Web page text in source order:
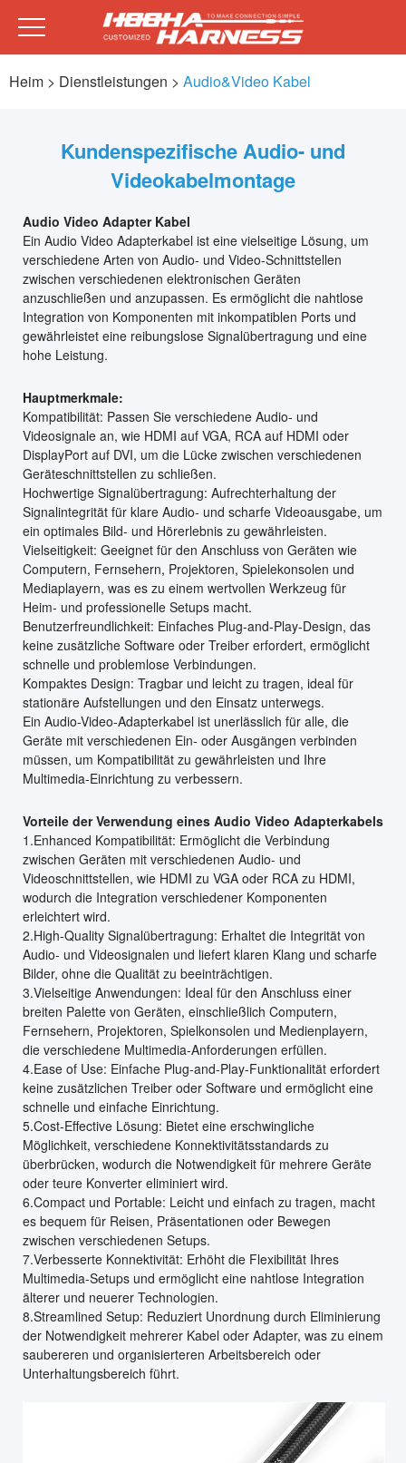
Heim > Dienstleistungen > Audio&Video Kabel
Kundenspezifische Audio- und
Videokabelmontage
Audio Video Adapter Kabel
Ein Audio Video Adapterkabel ist eine vielseitige Lösung, um
verschiedene Arten von Audio- und Video-Schnittstellen
zwischen verschiedenen elektronischen Geräten
anzuschließen und anzupassen. Es ermöglicht die nahtlose
Integration von Komponenten mit inkompatiblen Ports und
gewährleistet eine reibungslose Signalübertragung und eine
hohe Leistung.
Hauptmerkmale:
Kompatibilität: Passen Sie verschiedene Audio- und
Videosignale an, wie HDMI auf VGA, RCA auf HDMI oder
DisplayPort auf DVI, um die Lücke zwischen verschiedenen
Geräteschnittstellen zu schließen.
Hochwertige Signalübertragung: Aufrechterhaltung der
Signalintegrität für klare Audio- und scharfe Videoausgabe, um
ein optimales Bild- und Hörerlebnis zu gewährleisten.
Vielseitigkeit: Geeignet für den Anschluss von Geräten wie
Computern, Fernsehern, Projektoren, Spielekonsolen und
Mediaplayern, was es zu einem wertvollen Werkzeug für
Heim- und professionelle Setups macht.
Benutzerfreundlichkeit: Einfaches Plug-and-Play-Design, das
keine zusätzliche Software oder Treiber erfordert, ermöglicht
schnelle und problemlose Verbindungen.
Kompaktes Design: Tragbar und leicht zu tragen, ideal für
stationäre Aufstellungen und den Einsatz unterwegs.
Ein Audio-Video-Adapterkabel ist unerlässlich für alle, die
Geräte mit verschiedenen Ein- oder Ausgängen verbinden
müssen, um Kompatibilität zu gewährleisten und Ihre
Multimedia-Einrichtung zu verbessern.
Vorteile der Verwendung eines Audio Video Adapterkabels
1.Enhanced Kompatibilität: Ermöglicht die Verbindung
zwischen Geräten mit verschiedenen Audio- und
Videoschnittstellen, wie HDMI zu VGA oder RCA zu HDMI,
wodurch die Integration verschiedener Komponenten
erleichtert wird.
2.High-Quality Signalübertragung: Erhaltet die Integrität von
Audio- und Videosignalen und liefert klaren Klang und scharfe
Bilder, ohne die Qualität zu beeinträchtigen.
3.Vielseitige Anwendungen: Ideal für den Anschluss einer
breiten Palette von Geräten, einschließlich Computern,
Fernsehern, Projektoren, Spielkonsolen und Medienplayern,
die verschiedene Multimedia-Anforderungen erfüllen.
4.Ease of Use: Einfache Plug-and-Play-Funktionalität erfordert
keine zusätzlichen Treiber oder Software und ermöglicht eine
schnelle und einfache Einrichtung.
5.Cost-Effective Lösung: Bietet eine erschwingliche
Möglichkeit, verschiedene Konnektivitätsstandards zu
überbrücken, wodurch die Notwendigkeit für mehrere Geräte
oder teure Konverter eliminiert wird.
6.Compact und Portable: Leicht und einfach zu tragen, macht
es bequem für Reisen, Präsentationen oder Bewegen
zwischen verschiedenen Setups.
7.Verbesserte Konnektivität: Erhöht die Flexibilität Ihres
Multimedia-Setups und ermöglicht eine nahtlose Integration
älterer und neuerer Technologien.
8.Streamlined Setup: Reduziert Unordnung durch Eliminierung
der Notwendigkeit mehrerer Kabel oder Adapter, was zu einem
saubereren und organisierteren Arbeitsbereich oder
Unterhaltungsbereich führt.